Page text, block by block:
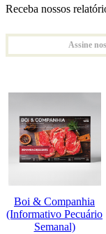
Receba nossos
Assine
Boi & Companhia
(Informativo Pecuário
Semanal)